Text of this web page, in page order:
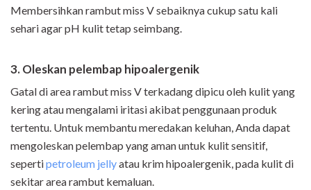
Membersihkan rambut miss V sebaiknya cukup satu kali
sehari agar pH kulit tetap seimbang.
3. Oleskan pelembap hipoalergenik
Gatal di area rambut miss V terkadang dipicu oleh kulit yang
kering atau mengalami iritasi akibat penggunaan produk
tertentu. Untuk membantu meredakan keluhan, Anda dapat
mengoleskan pelembap yang aman untuk kulit sensitif,
sepertipetroleum jellyatau krim hipoalergenik, pada kulit di
sekitar area rambut kemaluan.